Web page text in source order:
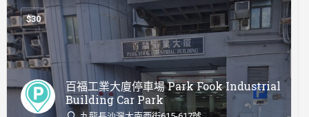
百福工業大廈停車場 Park Fook Industrial
Building Car Park
$30